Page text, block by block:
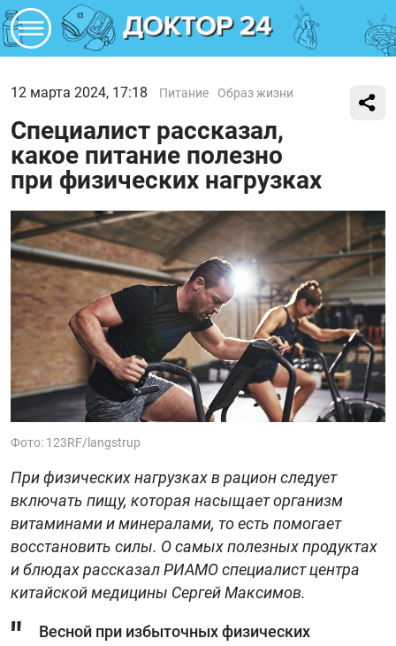
12 марта 2024, 17:18 Питание Образ жизни
Специалист рассказал,
какое питание полезно
при физических нагрузках
Фото: 123RF/langstrup
При физических нагрузках в рацион следует
включать пищу, которая насыщает организм
витаминами и минералами, то есть помогает
восстановить силы. О самых полезных продуктах
и блюдах рассказал РИАМО специалист центра
китайской медицины Сергей Максимов.
Весной при избыточных физических